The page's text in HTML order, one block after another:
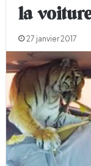
la
27 janvier 2017